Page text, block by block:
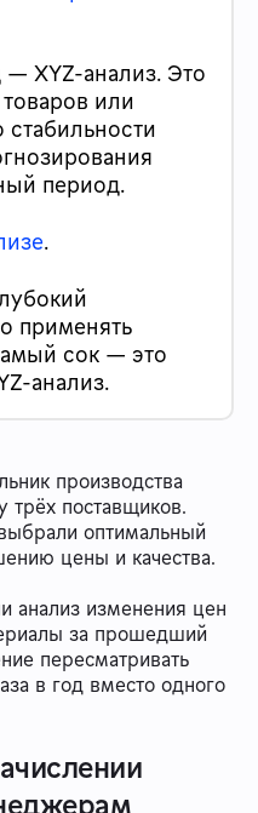
XYZ-анализ. Это
или
период.
.
применять
сок — это
анализ.
производства
трёх поставщиков.
оптимальный
цены и качества.
анализ изменения цен
за прошедший
пересматривать
в год вместо одного